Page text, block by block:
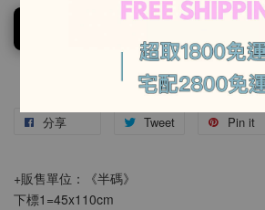
-
分享 Tweet Pin it
+販售單位：《半碼》
下標1=45x110cm